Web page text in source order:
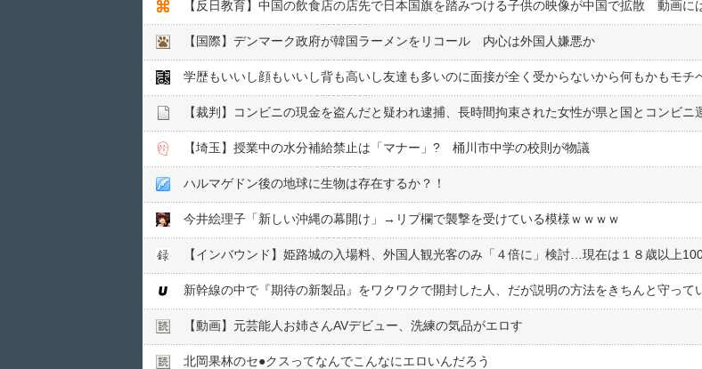
【国際】デンマーク政府が韓国ラーメンをリコール 内心は外国人嫌悪か
学歴もいいし顔もいいし背も高いし友達も多いのに面接が全く受からないから何もかもモチ
【裁判】コンビニの現金を盗んだと疑われ逮捕、長時間拘束された女性が県と国とコンビニ
【埼玉】授業中の水分補給禁止は「マナー」? 桶川市中学の校則が物議
ハルマゲドン後の地球に生物は存在するか？！
今井絵理子「新しい沖縄の幕開け」→リプ欄で襲撃を受けている模様ｗｗｗｗ
【インバウンド】姫路城の入場料、外国人観光客のみ「４倍に」検討…現在は１８歳以上
新幹線の中で『期待の新製品』をワクワクで開封した人、だが説明の方法をきちんと守っ
【動画】元芸能人お姉さんAVデビュー、洗練の気品がエロす
北岡果林のセ●︎クスってなんでこんなにエロいんだろう